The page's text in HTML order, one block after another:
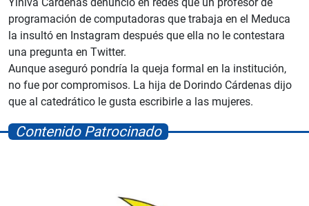
programación de computadoras que trabaja en el Meduca
la insultó en Instagram después que ella no le contestara
una pregunta en Twitter.
Aunque aseguró pondría la queja formal en la institución,
no fue por compromisos. La hija de Dorindo Cárdenas dijo
que al catedrático le gusta escribirle a las mujeres.
Contenido Patrocinado